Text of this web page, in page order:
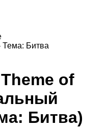
Тема: Битва
of
Битва)